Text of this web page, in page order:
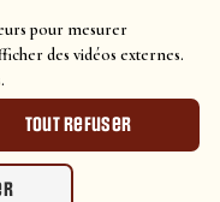
pour mesurer
des vidéos externes.
Tout refuser